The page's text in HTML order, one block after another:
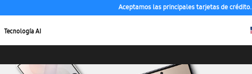
Aceptamos las principales tarjetas de crédito.
Tecnología AI